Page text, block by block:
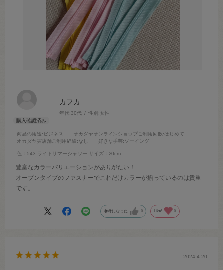
カフカ
年代:30代 性別:女性
商品の用途:ビジネス オカダヤオンラインショップご利用回数:はじめて
オカダヤ実店舗ご利用経験:なし 好きな手芸:ソーイング
色：543.ライトサマーシャワー サイズ：20cm
豊富なカラーバリエーションがありがたい！
オープンタイプのファスナーでこれだけカラーが揃っているのは貴重
です。
参考になった 0 Like! 0
2024.4.20